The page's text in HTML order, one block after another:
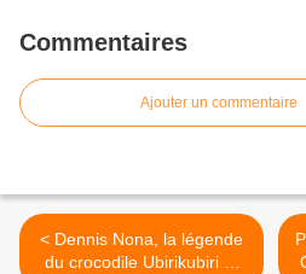
Commentaires
Ajouter un commentaire
< Dennis Nona, la légende
du crocodile Ubirikubiri et